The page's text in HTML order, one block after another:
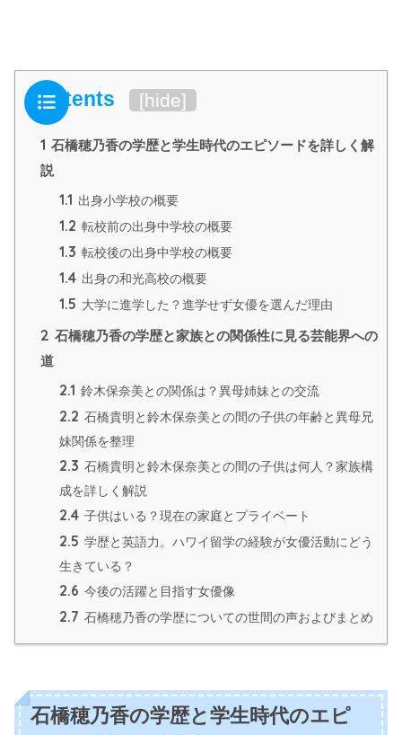
Contents [hide]
1 石橋穂乃香の学歴と学生時代のエピソードを詳しく解
説
1.1 出身小学校の概要
1.2 転校前の出身中学校の概要
1.3 転校後の出身中学校の概要
1.4 出身の和光高校の概要
1.5 大学に進学した？進学せず女優を選んだ理由
2 石橋穂乃香の学歴と家族との関係性に見る芸能界への
道
2.1 鈴木保奈美との関係は？異母姉妹との交流
2.2 石橋貴明と鈴木保奈美との間の子供の年齢と異母兄
妹関係を整理
2.3 石橋貴明と鈴木保奈美との間の子供は何人？家族構
成を詳しく解説
2.4 子供はいる？現在の家庭とプライベート
2.5 学歴と英語力。ハワイ留学の経験が女優活動にどう
生きている？
2.6 今後の活躍と目指す女優像
2.7 石橋穂乃香の学歴についての世間の声およびまとめ
石橋穂乃香の学歴と学生時代のエピ